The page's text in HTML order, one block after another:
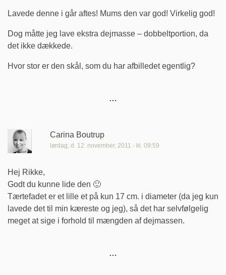
Lavede denne i går aftes! Mums den var god! Virkelig god!
Dog måtte jeg lave ekstra dejmasse – dobbeltportion, da
det ikke dækkede.
Hvor stor er den skål, som du har afbilledet egentlig?
Carina Boutrup
lørdag, d. 12. november, 2011 - kl. 09:59
Hej Rikke,
Godt du kunne lide den 🙂
Tærtefadet er et lille et på kun 17 cm. i diameter (da jeg kun
lavede det til min kæreste og jeg), så det har selvfølgelig
meget at sige i forhold til mængden af dejmassen.